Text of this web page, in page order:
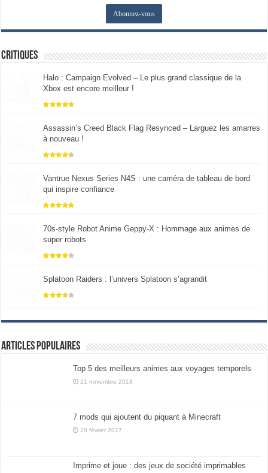
Critiques
Halo : Campaign Evolved – Le plus grand classique de la
Xbox est encore meilleur !
Assassin’s Creed Black Flag Resynced – Larguez les amarres
à nouveau !
Vantrue Nexus Series N4S : une caméra de tableau de bord
qui inspire confiance
70s-style Robot Anime Geppy-X : Hommage aux animes de
super robots
Splatoon Raiders : l’univers Splatoon s’agrandit
Articles populaires
Top 5 des meilleurs animes aux voyages temporels
21 novembre 2018
7 mods qui ajoutent du piquant à Minecraft
20 février 2017
Imprime et joue : des jeux de société imprimables